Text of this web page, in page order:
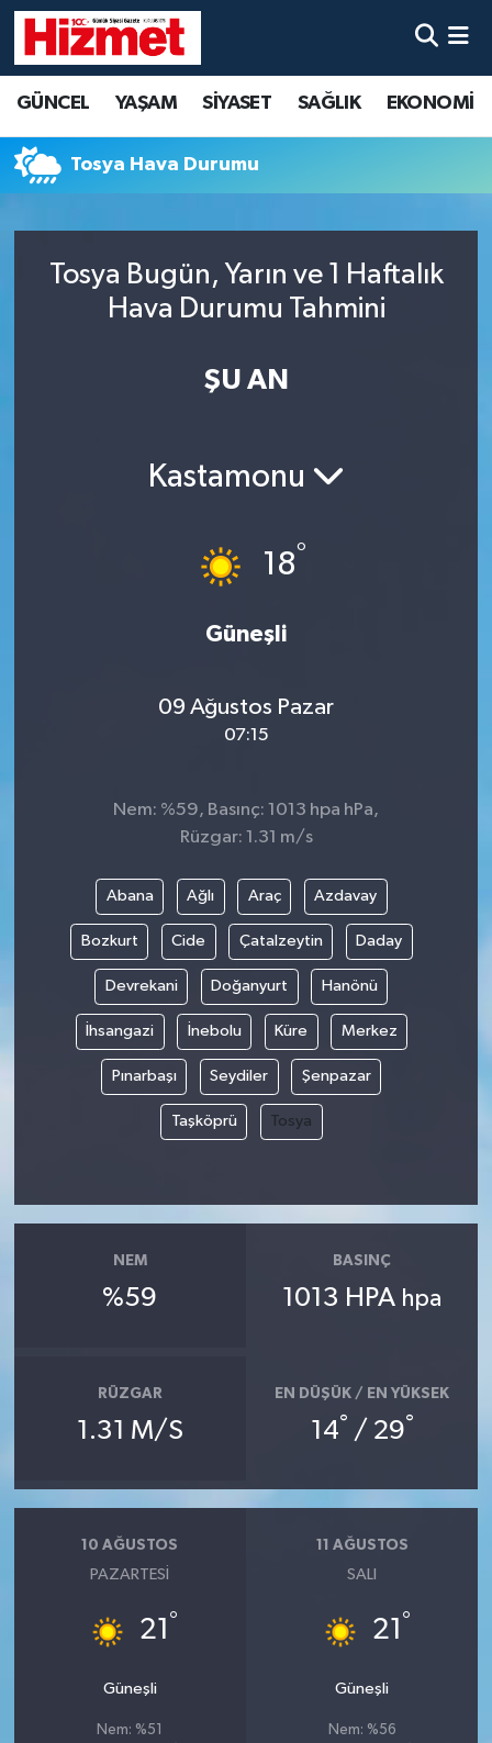
GÜNCEL YAŞAM SİYASET SAĞLIK EKONOMİ
Tosya Hava Durumu
Tosya Bugün, Yarın ve 1 Haftalık
Hava Durumu Tahmini
ŞU AN
Kastamonu
18°
Güneşli
09 Ağustos Pazar
07:15
Nem: %59, Basınç: 1013 hpa hPa,
Rüzgar: 1.31 m/s
Abana Ağlı Araç Azdavay
Bozkurt Cide Çatalzeytin Daday
Devrekani Doğanyurt Hanönü
İhsangazi İnebolu Küre Merkez
Pınarbaşı Seydiler Şenpazar
Taşköprü Tosya
NEM
%59
BASINÇ
1013 HPA hpa
RÜZGAR
1.31 M/S
EN DÜŞÜK / EN YÜKSEK
14° / 29°
10 AĞUSTOS
PAZARTESI
21 °
Güneşli
Nem: %51
11 AĞUSTOS
SALI
21 °
Güneşli
Nem: %56
YAŞAM
SİYASET
EKONOMİ
Denizli Hava Durumu
Denizli Trafik Yoğunluk Haritası
Tüm Manşetler